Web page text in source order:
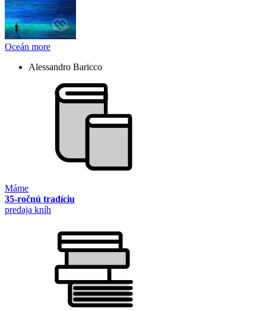
Oceán more
Alessandro Baricco
Máme
35-ročnú tradíciu
predaja kníh